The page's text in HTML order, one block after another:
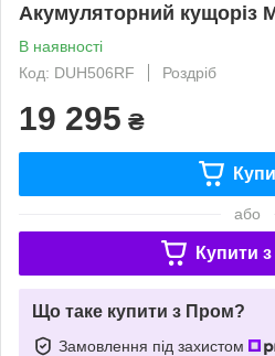
Акумуляторний кущоріз
В наявності
Код: DUH506RF
Роздріб
19 295 ₴
або
Купити з
Що таке купити з Пром?
Замовлення під захистом